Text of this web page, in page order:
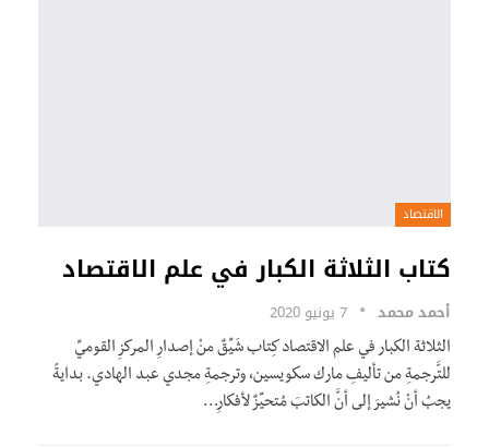
الاقتصاد
كتاب الثلاثة الكبار في علم الاقتصاد
أحمد محمد 7 يونيو 2020
الثلاثة الكبار في علم الاقتصاد كِتاب شَيِّقٌ منْ إصدارِ المركزِ القوميِّ
للتَّرجمةِ من تأليفِ مارك سكويسين، وترجمةِ مجدي عبد الهادي. بدايةً
يجبُ أنْ نُشيرَ إلى أنَّ الكاتبَ مُتحيِّزٌ لأفكارِ…